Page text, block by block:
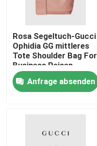
Haus
Videos
Rosa Segeltuch-Gucci
Ophidia GG mittleres
Tote Shoulder Bag For
Business Reisen
Anfrage absenden